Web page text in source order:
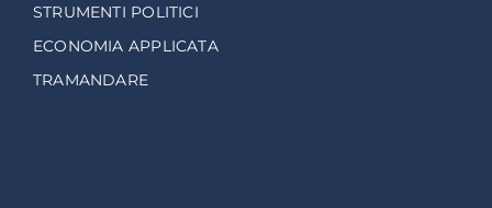
STRUMENTI POLITICI
ECONOMIA APPLICATA
TRAMANDARE